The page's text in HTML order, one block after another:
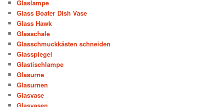
Glaslampe
Glass Boater Dish Vase
Glass Hawk
Glasschale
Glasschmuckkästen schneiden
Glasspiegel
Glastischlampe
Glasurne
Glasurnen
Glasvase